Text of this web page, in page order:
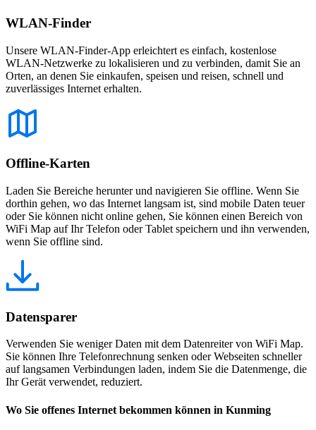
WLAN-Finder
Unsere WLAN-Finder-App erleichtert es einfach, kostenlose
WLAN-Netzwerke zu lokalisieren und zu verbinden, damit Sie an
Orten, an denen Sie einkaufen, speisen und reisen, schnell und
zuverlässiges Internet erhalten.
Offline-Karten
Laden Sie Bereiche herunter und navigieren Sie offline. Wenn Sie
dorthin gehen, wo das Internet langsam ist, sind mobile Daten teuer
oder Sie können nicht online gehen, Sie können einen Bereich von
WiFi Map auf Ihr Telefon oder Tablet speichern und ihn verwenden,
wenn Sie offline sind.
Datensparer
Verwenden Sie weniger Daten mit dem Datenreiter von WiFi Map.
Sie können Ihre Telefonrechnung senken oder Webseiten schneller
auf langsamen Verbindungen laden, indem Sie die Datenmenge, die
Ihr Gerät verwendet, reduziert.
Wo Sie offenes Internet bekommen können in Kunming